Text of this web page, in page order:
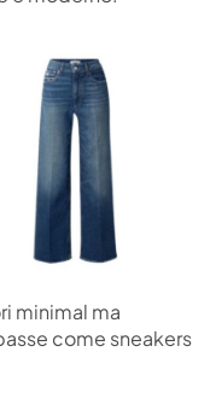
minimal ma
come sneakers